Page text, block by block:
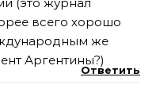
всего хорошо
же
Аргентины?)
Ответить